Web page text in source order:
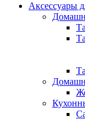
Аксессуары